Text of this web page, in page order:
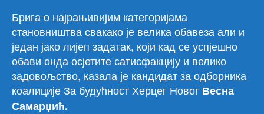
Брига о најрањивијим категоријама
становништва свакако је велика обавеза али и
један јако лијеп задатак, који кад се успјешно
обави онда осјетите сатисфакцију и велико
задовољство, казала је кандидат за одборника
коалиције За будућност Херцег Новог Весна
Самарџић.